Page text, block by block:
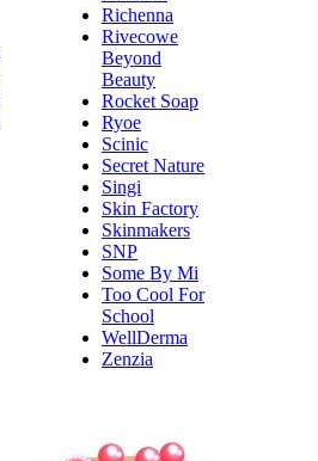
Richenna
Rivecowe
Beyond
Beauty
Rocket Soap
Ryoe
Scinic
Secret Nature
Singi
Skin Factory
Skinmakers
SNP
Some By Mi
Too Cool For
School
WellDerma
Zenzia